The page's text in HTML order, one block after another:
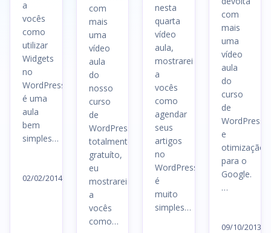
a
vocês
como
utilizar
Widgets
no
WordPress,
é uma
aula
bem
simples…
02/02/2014
com
mais
uma
vídeo
aula
do
nosso
curso
de
WordPress
totalmente
gratuíto,
eu
mostrarei
a
vocês
como…
nesta
quarta
vídeo
aula,
mostrarei
a
vocês
como
agendar
seus
artigos
no
WordPress,
é
muito
simples…
com
mais
uma
vídeo
aula
do
curso
de
WordPress
e
otimização
para o
Google.
…
09/10/2013